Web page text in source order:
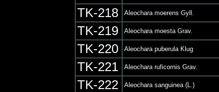
TK-218 Aleochara moerens Gyll.
TK-219 Aleochara moesta Grav.
TK-220 Aleochara puberula Klug
TK-221 Aleochara ruficornis Grav.
TK-222 Aleochara sanguinea (L.)